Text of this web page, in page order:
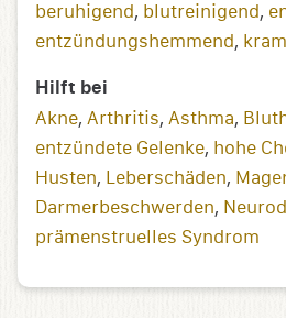
beruhigend, blutreinigend,
entzündungs­­hemmend,
Hilft bei
Akne, Arthritis, Asthma,
entzündete Gelenke, hohe
Husten, Leberschäden,
Darmerbeschwerden,
prämenstruelles Syndrom